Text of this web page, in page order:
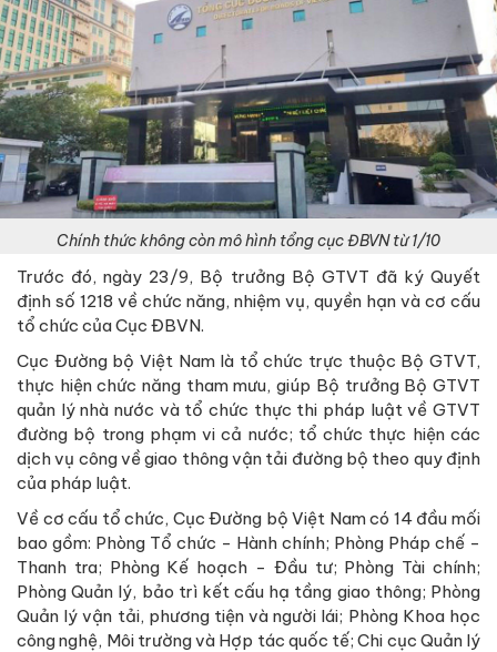
Chính thức không còn mô hình tổng cục ĐBVN từ 1/10
Trước đó, ngày 23/9, Bộ trưởng Bộ GTVT đã ký Quyết
định số 1218 về chức năng, nhiệm vụ, quyền hạn và cơ cấu
tổ chức của Cục ĐBVN.
Cục Đường bộ Việt Nam là tổ chức trực thuộc Bộ GTVT,
thực hiện chức năng tham mưu, giúp Bộ trưởng Bộ GTVT
quản lý nhà nước và tổ chức thực thi pháp luật về GTVT
đường bộ trong phạm vi cả nước; tổ chức thực hiện các
dịch vụ công về giao thông vận tải đường bộ theo quy định
của pháp luật.
Về cơ cấu tổ chức, Cục Đường bộ Việt Nam có 14 đầu mối
bao gồm: Phòng Tổ chức - Hành chính; Phòng Pháp chế -
Thanh tra; Phòng Kế hoạch - Đầu tư; Phòng Tài chính;
Phòng Quản lý, bảo trì kết cấu hạ tầng giao thông; Phòng
Quản lý vận tải, phương tiện và người lái; Phòng Khoa học
công nghệ, Môi trường và Hợp tác quốc tế; Chi cục Quản lý